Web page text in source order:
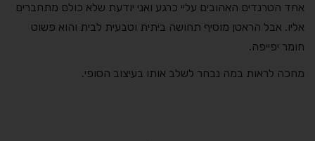
אחד הטרנדים האהובים עליי כרגע ואני יודעת שלא כולם מתחברים
אליו. אבל הראטן מוסיף תחושה ביתית וטבעית לבית והוא פשוט
חומר יפייפה.
מחכה לראות במה נבחר לשלב אותו בעיצוב הסופי.